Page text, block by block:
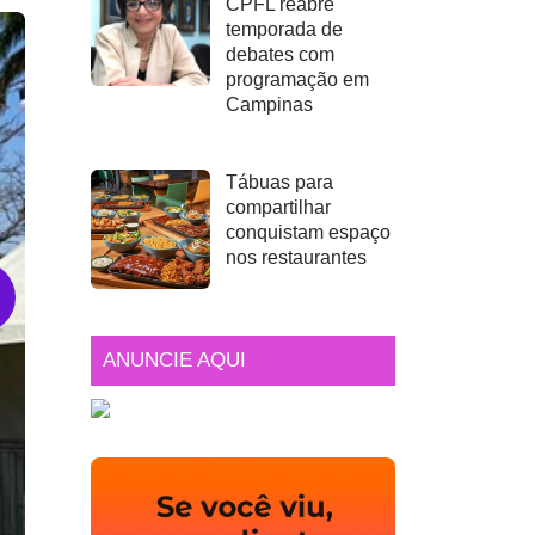
CPFL reabre
temporada de
debates com
programação em
Campinas
Tábuas para
compartilhar
conquistam espaço
nos restaurantes
ANUNCIE AQUI